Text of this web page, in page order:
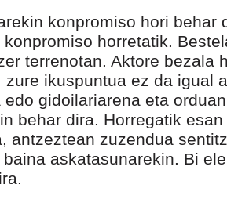
konpromiso hori behar
horretatik.
terrenotan. Aktore bezala
zure ikuspuntua ez da igual
edo gidoilariarena eta
behar dira. Horregatik
antzeztean zuzendua
askatasunarekin. Bi